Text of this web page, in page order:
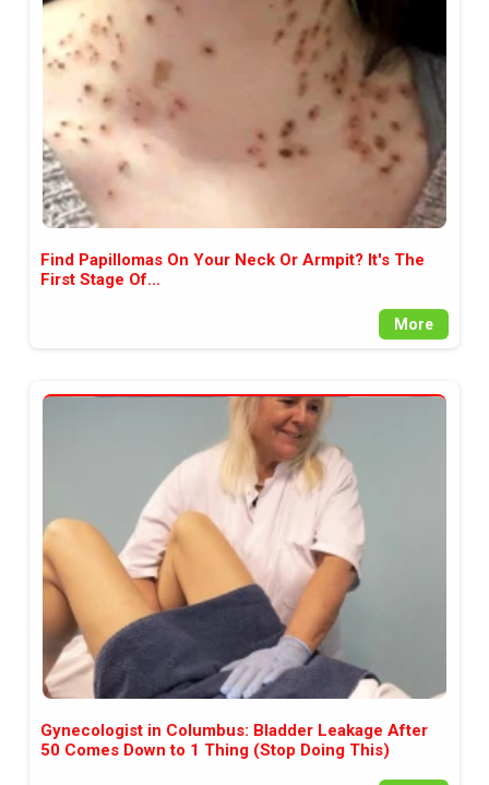
аудитория, затова държим на
прозрачност и коректност от
наша страна. Поднасяме ви
новините такива, каквито са. В
пълния си потенциал.
Find Papillomas On Your Neck Or Armpit? It's The
First Stage Of...
More
Gynecologist in Columbus: Bladder Leakage After
50 Comes Down to 1 Thing (Stop Doing This)